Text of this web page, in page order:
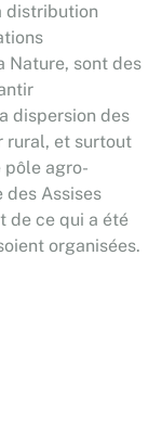
distribution
Nature, sont des
dispersion des
rural, et surtout
pôle agro-
des Assises
de ce qui a été
organisées.